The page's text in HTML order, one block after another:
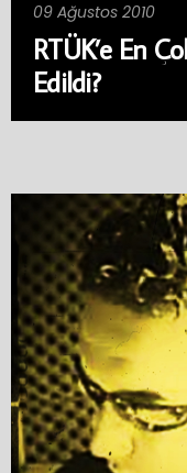
09 Ağustos 2010
RTÜK’e En
Edildi?